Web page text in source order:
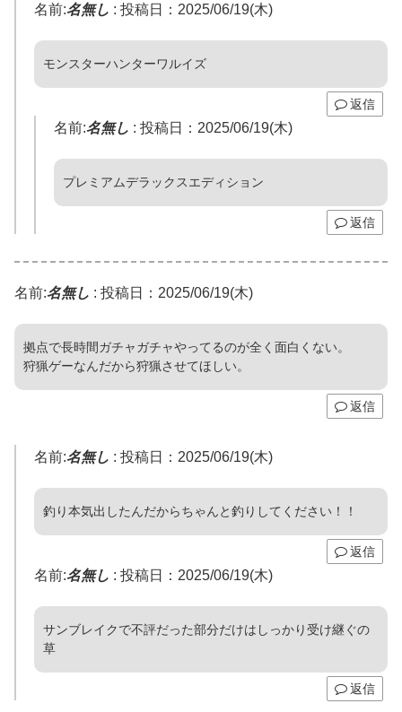
名前:名無し : 投稿日：2025/06/19(木)
モンスターハンターワルイズ
返信
名前:名無し : 投稿日：2025/06/19(木)
プレミアムデラックスエディション
返信
名前:名無し : 投稿日：2025/06/19(木)
拠点で長時間ガチャガチャやってるのが全く面白くない。
狩猟ゲーなんだから狩猟させてほしい。
返信
名前:名無し : 投稿日：2025/06/19(木)
釣り本気出したんだからちゃんと釣りしてください！！
返信
名前:名無し : 投稿日：2025/06/19(木)
サンブレイクで不評だった部分だけはしっかり受け継ぐの
草
返信